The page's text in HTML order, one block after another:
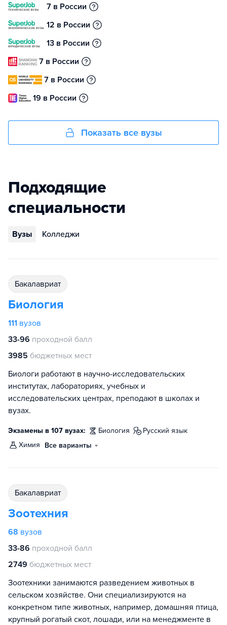
7 в России
12 в России
13 в России
7 в России
7 в России
19 в России
Показать все вузы
Подходящие
специальности
Вузы Колледжи
бакалавриат
Биология
111 вузов
33-96 проходной балл
3985 бюджетных мест
Биологи работают в научно-исследовательских
институтах, лабораториях, учебных и
исследовательских центрах, преподают в школах и
вузах.
Экзамены в 107 вузах: биология
русский язык
химия
Все варианты
бакалавриат
Зоотехния
68 вузов
33-86 проходной балл
2749 бюджетных мест
Зоотехники занимаются разведением животных в
сельском хозяйстве. Они специализируются на
конкретном типе животных, например, домашняя птица,
крупный рогатый скот, лошади, или на менеджменте в